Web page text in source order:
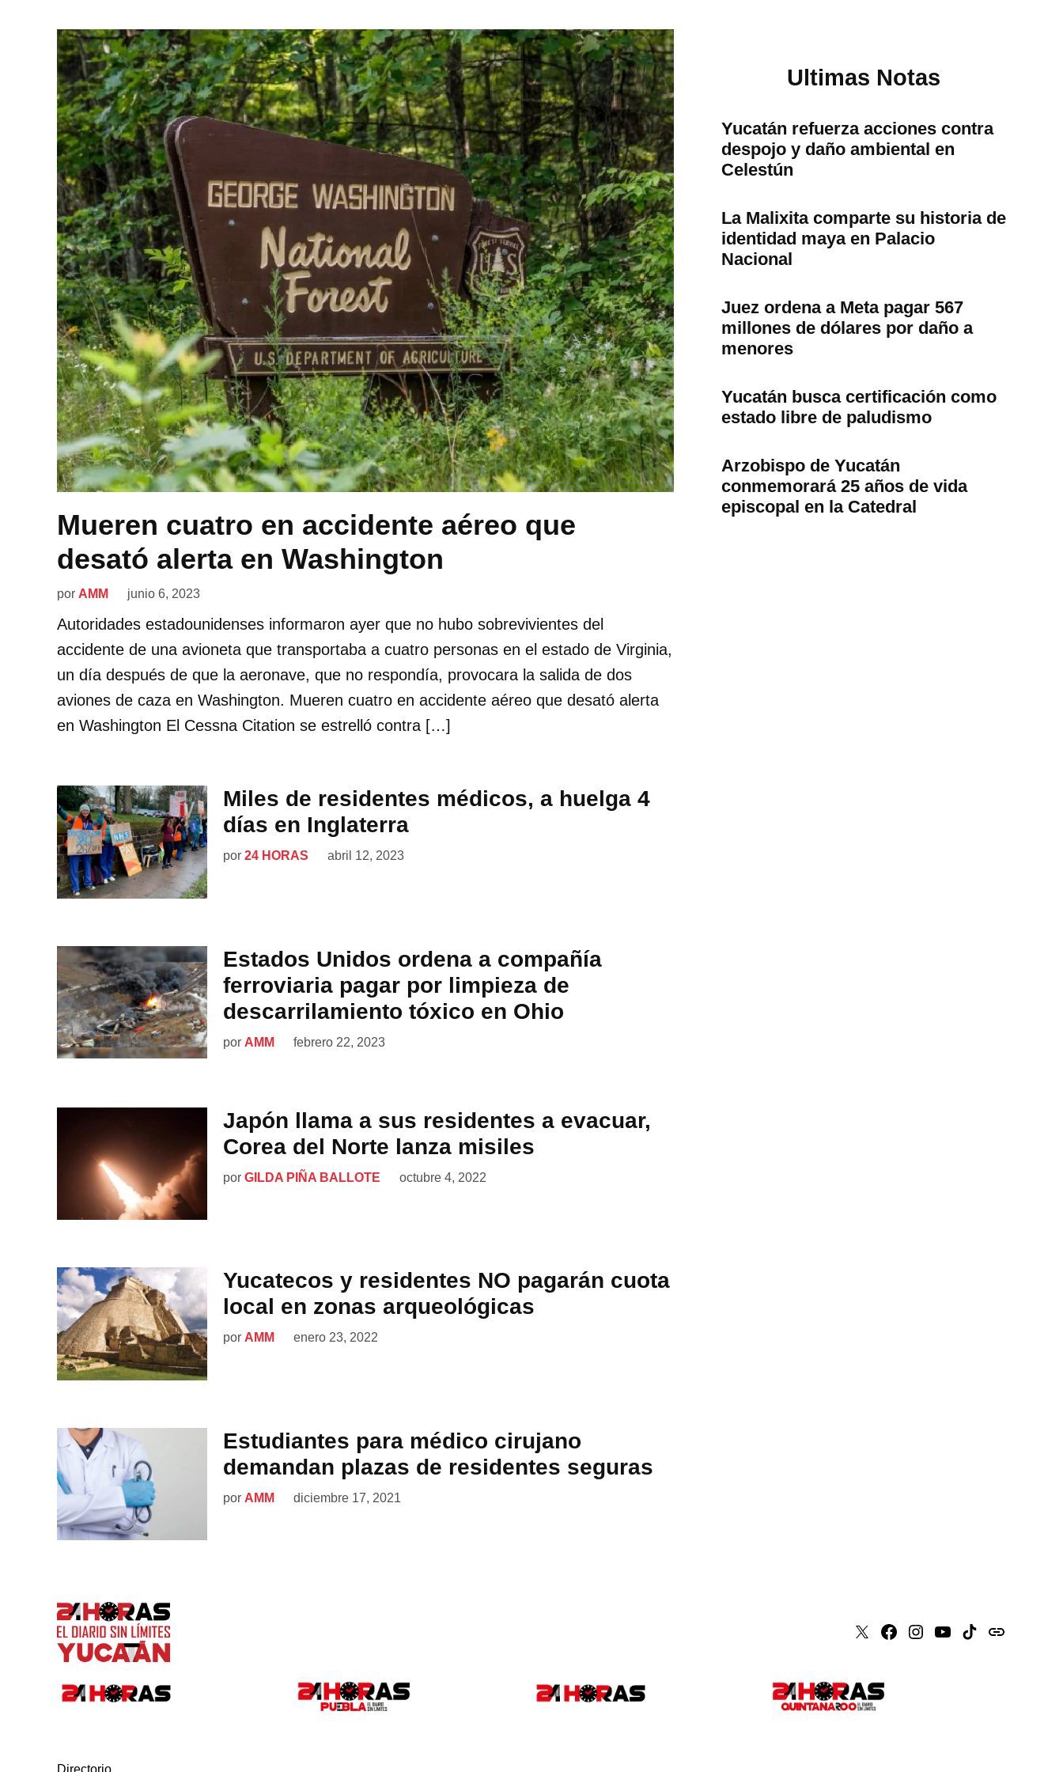
Mueren cuatro en accidente aéreo que
desató alerta en Washington
por AMM junio 6, 2023
Autoridades estadounidenses informaron ayer que no hubo sobrevivientes del
accidente de una avioneta que transportaba a cuatro personas en el estado de Virginia,
un día después de que la aeronave, que no respondía, provocara la salida de dos
aviones de caza en Washington. Mueren cuatro en accidente aéreo que desató alerta
en Washington El Cessna Citation se estrelló contra […]
Miles de residentes médicos, a huelga 4
días en Inglaterra
por 24 HORAS abril 12, 2023
Estados Unidos ordena a compañía
ferroviaria pagar por limpieza de
descarrilamiento tóxico en Ohio
por AMM febrero 22, 2023
Japón llama a sus residentes a evacuar,
Corea del Norte lanza misiles
por GILDA PIÑA BALLOTE octubre 4, 2022
Yucatecos y residentes NO pagarán cuota
local en zonas arqueológicas
por AMM enero 23, 2022
Estudiantes para médico cirujano
demandan plazas de residentes seguras
por AMM diciembre 17, 2021
Ultimas Notas
Yucatán refuerza acciones contra
despojo y daño ambiental en
Celestún
La Malixita comparte su historia de
identidad maya en Palacio
Nacional
Juez ordena a Meta pagar 567
millones de dólares por daño a
menores
Yucatán busca certificación como
estado libre de paludismo
Arzobispo de Yucatán
conmemorará 25 años de vida
episcopal en la Catedral
X Faceboook
Instagram
Youtube
Tiktokissuu
Directorio